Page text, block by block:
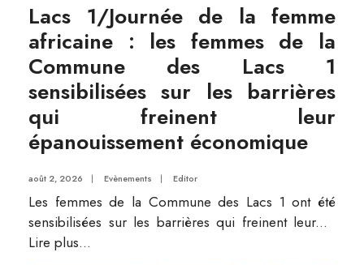
Lacs 1/Journée de la femme
africaine : les femmes de la
Commune des Lacs 1
sensibilisées sur les barrières
qui freinent leur
épanouissement économique
août 2, 2026 | Evènements | Editor
Les femmes de la Commune des Lacs 1 ont été
sensibilisées sur les barrières qui freinent leur...
Lire plus...